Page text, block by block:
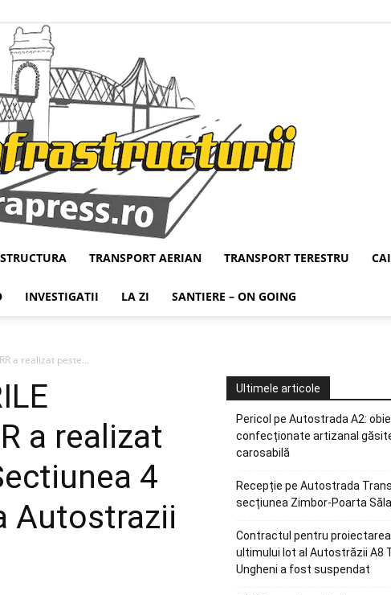
Infrapress
TRANSPORT AERIAN TRANSPORT TERESTRU
INVESTIGATII LA ZI SANTIERE – ON GOING
a realizat peste...
a realizat
4
Autostrazii
Ultimele articole
Pericol pe Autostrada A2:
confecționate artizanal
carosabilă
Recepție pe Autostrada
secțiunea Zimbor-Poarta
Contractul pentru
ultimului lot al Autostrăzii A8
Ungheni a fost suspendat